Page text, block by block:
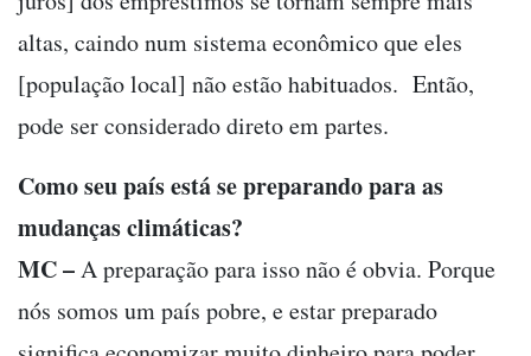
altas, caindo num sistema econômico que eles
[população local] não estão habituados. Então,
pode ser considerado direto em partes.
Como seu país está se preparando para as
mudanças climáticas?
MC –A preparação para isso não é obvia. Porque
nós somos um país pobre, e estar preparado